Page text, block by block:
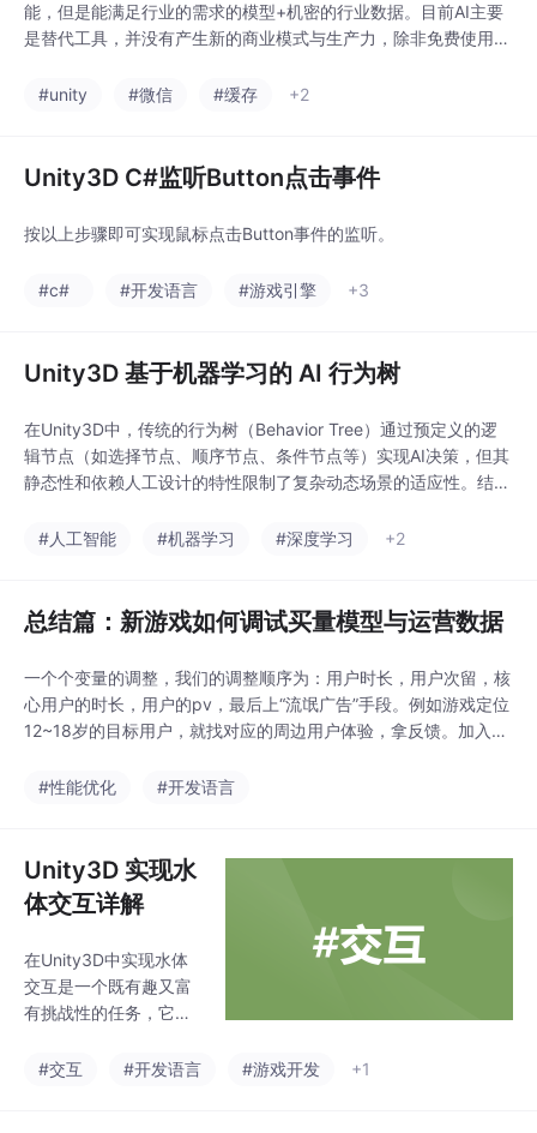
能，但是能满足行业的需求的模型+机密的行业数据。目前AI主要
是替代工具，并没有产生新的商业模式与生产力，除非免费使用AI
卖云服务给企业，相当于企业有一块"私有的机房+私有模型+私有
#unity #微信 #缓存 +2
Unity3D C#监听Button点击事件
按以上步骤即可实现鼠标点击Button事件的监听。
#c# #开发语言 #游戏引擎 +3
Unity3D 基于机器学习的 AI 行为树
在Unity3D中，传统的行为树（Behavior Tree）通过预定义的逻
辑节点（如选择节点、顺序节点、条件节点等）实现AI决策，但其
静态性和依赖人工设计的特性限制了复杂动态场景的适应性。结合
的动态学习与自适应能力，从而构建更智能的AI系统。对惹，这里
#人工智能 #机器学习 #深度学习 +2
总结篇：新游戏如何调试买量模型与运营数据
一个个变量的调整，我们的调整顺序为：用户时长，用户次留，核
心用户的时长，用户的pv，最后上“流氓广告”手段。例如游戏定位
12~18岁的目标用户，就找对应的周边用户体验，拿反馈。加入，
导致整体的运营数据无法分析，波动很大。我们买到目标用户的判
#性能优化 #开发语言
Unity3D 实现水
体交互详解
在Unity3D中实现水体
交互是一个既有趣又富
有挑战性的任务，它涉
拟以及用户交互等多个
#交互 #开发语言 #游戏开发 +1